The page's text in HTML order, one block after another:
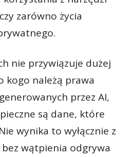
zarówno życia
nie przywiązuje dużej
kogo należą prawa
przez AI,
są dane, które
wynika to wyłącznie z
wątpienia odgrywa